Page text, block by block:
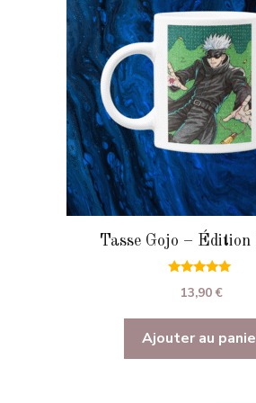
Tasse Gojo –
sur 5
13,90 €
Ajouter au